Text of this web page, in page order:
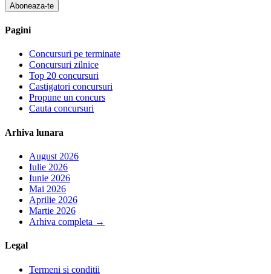
Aboneaza-te
Pagini
Concursuri pe terminate
Concursuri zilnice
Top 20 concursuri
Castigatori concursuri
Propune un concurs
Cauta concursuri
Arhiva lunara
August 2026
Iulie 2026
Iunie 2026
Mai 2026
Aprilie 2026
Martie 2026
Arhiva completa →
Legal
Termeni si conditii